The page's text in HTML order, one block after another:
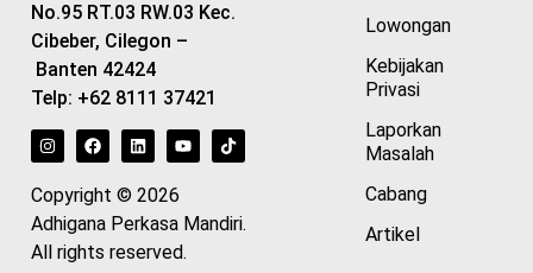
No.95 RT.03 RW.03 Kec.
Cibeber, Cilegon –
Banten 42424
Telp: +62 8111 37421
Copyright © 2026
Adhigana Perkasa Mandiri.
All rights reserved.
Lowongan
Kebijakan
Privasi
Laporkan
Masalah
Cabang
Artikel